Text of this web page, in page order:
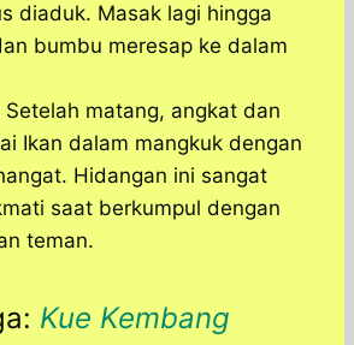
diaduk. Masak lagi hingga
bumbu meresap ke dalam
Setelah matang, angkat dan
Ikan dalam mangkuk dengan
Hidangan ini sangat
saat berkumpul dengan
teman.
Kue Kembang